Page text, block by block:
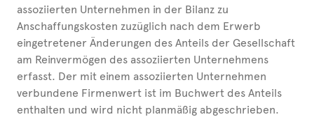
assoziierten Unternehmen in der Bilanz zu
Anschaffungskosten zuzüglich nach dem Erwerb
eingetretener Änderungen des Anteils der Gesellschaft
am Reinvermögen des assoziierten Unternehmens
erfasst. Der mit einem assoziierten Unternehmen
verbundene Firmenwert ist im Buchwert des Anteils
enthalten und wird nicht planmäßig abgeschrieben.